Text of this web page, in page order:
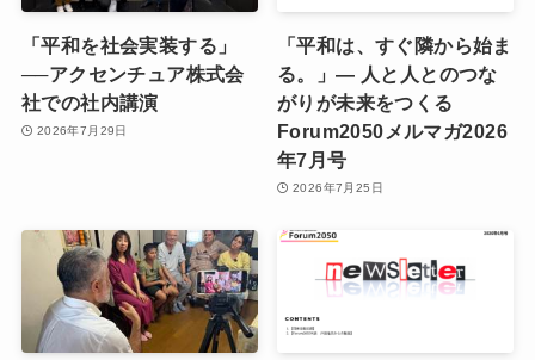
「平和を社会実装する」
──アクセンチュア株式会
社での社内講演
2026年7月29日
「平和は、すぐ隣から始ま
る。」― 人と人とのつな
がりが未来をつくる
Forum2050メルマガ2026
年7月号
2026年7月25日